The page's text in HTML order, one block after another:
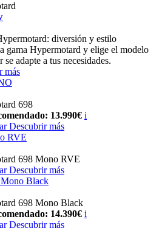
diversión y estilo
gama Hypermotard y elige el modelo
se adapte a tus necesidades.
más
698
13.990€ i
Descubrir más
RVE
698 Mono RVE
Descubrir más
Black
698 Mono Black
14.390€ i
Descubrir más